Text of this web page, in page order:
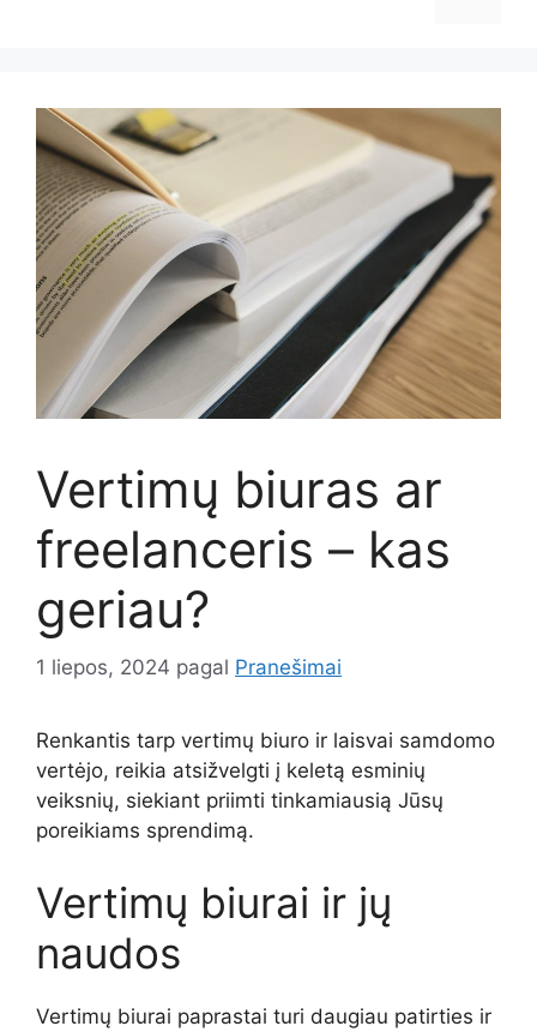
Vertimų biuras ar
freelanceris – kas
geriau?
1 liepos, 2024 pagal Pranešimai
Renkantis tarp vertimų biuro ir laisvai samdomo
vertėjo, reikia atsižvelgti į keletą esminių
veiksnių, siekiant priimti tinkamiausią Jūsų
poreikiams sprendimą.
Vertimų biurai ir jų
naudos
Vertimų biurai paprastai turi daugiau patirties ir